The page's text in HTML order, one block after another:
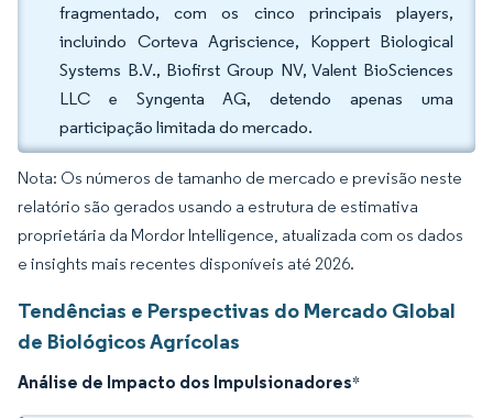
fragmentado, com os cinco principais players,
incluindo Corteva Agriscience, Koppert Biological
Systems B.V., Biofirst Group NV, Valent BioSciences
LLC e Syngenta AG, detendo apenas uma
participação limitada do mercado.
Nota: Os números de tamanho de mercado e previsão neste
relatório são gerados usando a estrutura de estimativa
proprietária da Mordor Intelligence, atualizada com os dados
e insights mais recentes disponíveis até 2026.
Tendências e Perspectivas do Mercado Global
de Biológicos Agrícolas
Análise de Impacto dos Impulsionadores*